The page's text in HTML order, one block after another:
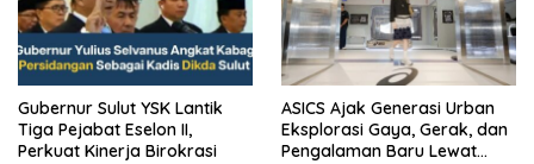
Gubernur Sulut YSK Lantik
Tiga Pejabat Eselon II,
Perkuat Kinerja Birokrasi
ASICS Ajak Generasi Urban
Eksplorasi Gaya, Gerak, dan
Pengalaman Baru Lewat